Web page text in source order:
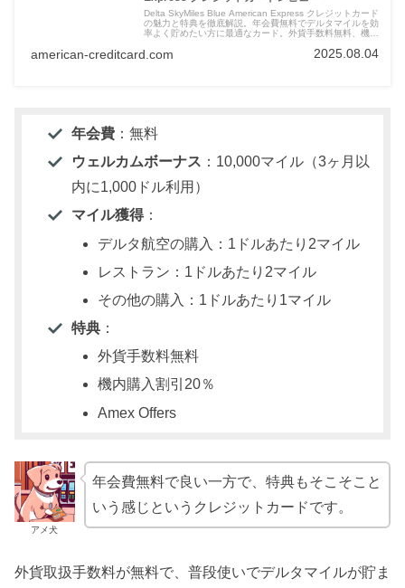
Delta SkyMiles Blue American Express クレジットカード
の魅力と特典を徹底解説。年会費無料でデルタマイルを効
率よく貯めたい方に最適なカード。外貨手数料無料、機内
ます。
american-creditcard.com 2025.08.04
年会費：無料
ウェルカムボーナス ：10,000マイル（3ヶ月以
内に1,000ドル利用）
マイル獲得：
デルタ航空の購入：1ドルあたり2マイル
レストラン：1ドルあたり2マイル
その他の購入：1ドルあたり1マイル
特典：
外貨手数料無料
機内購入割引20％
Amex Offers
アメ犬
年会費無料で良い一方で、特典もそこそこと
いう感じというクレジットカードです。
外貨取扱手数料が無料で、普段使いでデルタマイルが貯ま